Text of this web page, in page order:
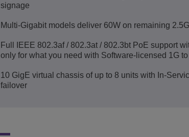
signage
Multi-Gigabit models deliver 60W on remaining
Full IEEE 802.3af / 802.3at / 802.3bt PoE support
only for what you need with Software-licensed 1G
10 GigE virtual chassis of up to 8 units with In-
failover